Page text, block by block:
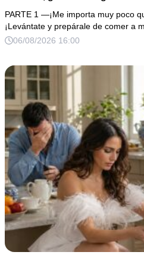
mi cama. Mi esposo regresó
perfume de su amante, seguro
Pero yo ya tenía 3 copias de
PARTE 1 —¡Me importa muy poco
¡Levántate y prepárale de comer a
06/08/2026 16:00